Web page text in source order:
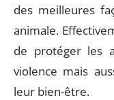
des meilleures
animale.
de protéger les
violence mais
leur bien-être.